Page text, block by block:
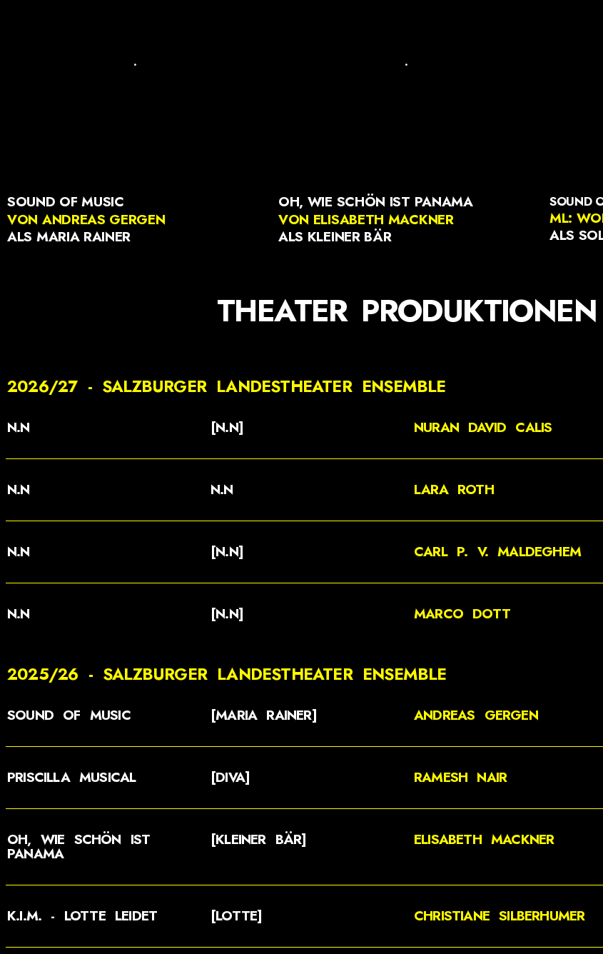
.
SOUND OF MUSIC
VON ANDREAS GERGEN
ALS MARIA RAINER
.
OH, WIE SCHÖN IST PANAMA
VON ELISABETH MACKNER
ALS KLEINER BÄR
SOUND
ML:
ALS
THEATER PRODUKTIONEN
2026/27 - SALZBURGER LANDESTHEATER ENSEMBLE
N.N [N.N] NURAN DAVID CALIS
N.N N.N LARA ROTH
N.N [N.N] CARL P. V. MALDEGHEM
N.N [N.N] MARCO DOTT
2025/26 - SALZBURGER LANDESTHEATER ENSEMBLE
SOUND OF MUSIC [MARIA RAINER] ANDREAS GERGEN
PRISCILLA MUSICAL [DIVA] RAMESH NAIR
OH, WIE SCHÖN IST
PANAMA
[KLEINER BÄR] ELISABETH MACKNER
K.I.M. - LOTTE LEIDET [LOTTE] CHRISTIANE SILBERHUMER